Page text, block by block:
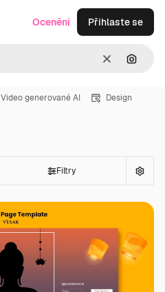
ZrušitHledat
Ocenění Přihlaste se
Video generované AI Design
Filtry